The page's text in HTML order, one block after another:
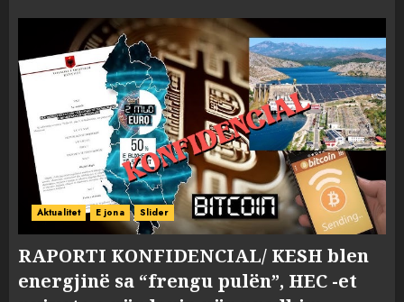
Aktualitet E jona Slider
RAPORTI KONFIDENCIAL/ KESH blen
energjinë sa “frengu pulën”, HEC -et